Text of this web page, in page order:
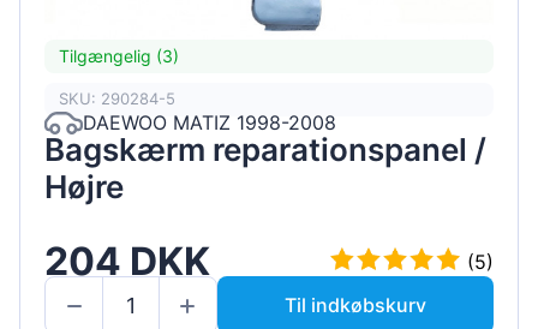
Tilgængelig (3)
SKU: 290284-5
DAEWOO MATIZ 1998-2008
Bagskærm reparationspanel /
Højre
204 DKK
(5)
Til indkøbskurv